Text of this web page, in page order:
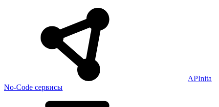
APInita
No-Code сервисы